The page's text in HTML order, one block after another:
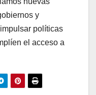
y
políticas
el acceso a